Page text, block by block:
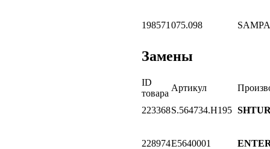
198571 075.098 SAMPA
Замены
ID
товара
Артикул
223368S.564734.H195
228974E5640001